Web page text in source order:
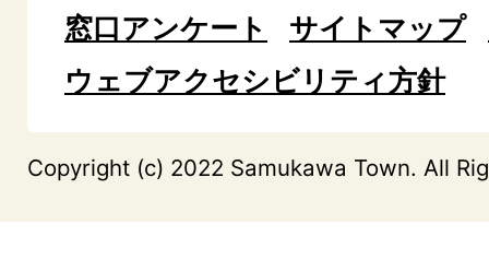
窓口アンケート
サイトマップ
ウェブアクセシビリティ方針
Copyright (c) 2022 Samukawa Town. All